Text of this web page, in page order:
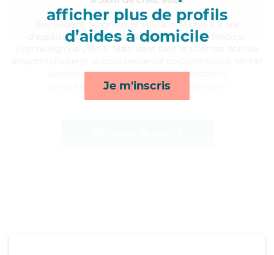
afficher plus de profils
d’aides à domicile
Je m'inscris
, soigneux et efficace, Michel a 9 ans
d'expérience et possède un diplôme d'Aide Médico-
apporte ses services de ménage, mobilité,
surveillance de nuit et compagnie/loisirs*